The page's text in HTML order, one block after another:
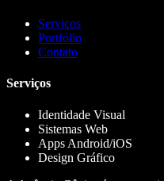
Serviços
Portfólio
Contato
Serviços
Identidade Visual
Sistemas Web
Apps Android/iOS
Design Gráfico